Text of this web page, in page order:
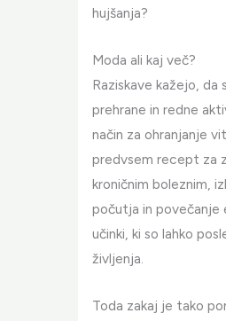
hujšanja?
Moda ali kaj več?
Raziskave kažejo, da
prehrane in redne
način za ohranjanje
predvsem recept za
kroničnim boleznim,
počutja in povečanje
učinki, ki so lahko
življenja.
Toda zakaj je tako